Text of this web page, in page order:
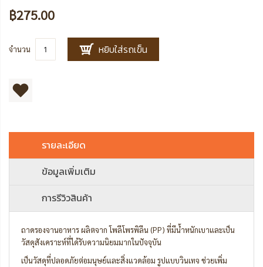
฿275.00
จำนวน หยิบใส่รถเข็น
รายละเอียด
ข้อมูลเพิ่มเติม
การรีวิวสินค้า
ถาดรองจานอาหาร ผลิตจาก โพลีโพรพิลีน (PP) ที่มีน้ำหนักเบาและเป็น
วัสดุสังเคราะห์ที่ได้รับความนิยมมากในปัจจุบัน
เป็นวัสดุที่ปลอดภัยต่อมนุษย์และสิ่งแวดล้อม รูปแบบวินเทจ ช่วยเพิ่ม